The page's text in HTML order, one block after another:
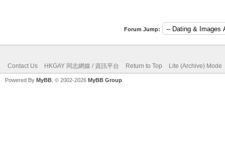
Forum Jump:
Contact Us HKGAY 同志網媒 / 資訊平台 Return to Top Lite (Archive) Mode
Powered By MyBB , © 2002-2026 MyBB Group